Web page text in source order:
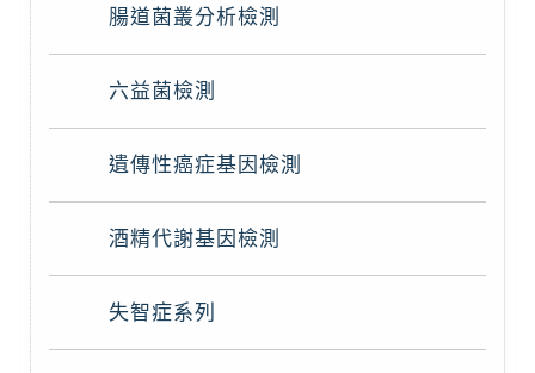
腸道菌叢分析檢測
六益菌檢測
遺傳性癌症基因檢測
酒精代謝基因檢測
失智症系列